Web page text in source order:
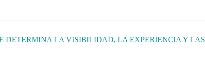
DETERMINA LA VISIBILIDAD, LA EXPERIENCIA Y LAS